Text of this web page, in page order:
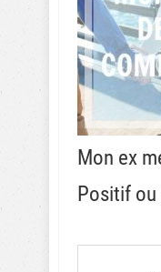
Mon ex
Positif ou